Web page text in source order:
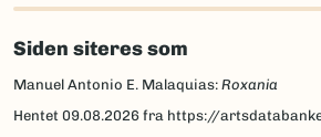
Siden siteres som
Manuel Antonio E. Malaquias: Roxania
Hentet 09.08.2026 fra https://artsdatabanken.no/